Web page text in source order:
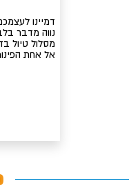
דמיינו
נווה מדבר
מסלול טיול
אל אחת